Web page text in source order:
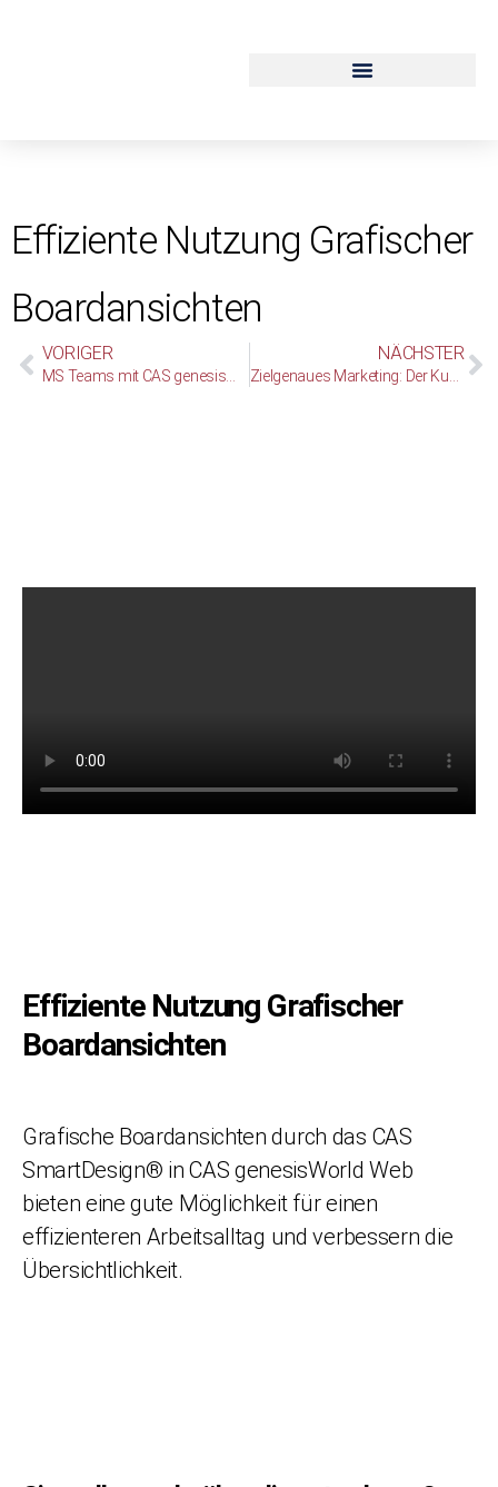
Effiziente Nutzung Grafischer
Boardansichten
VORIGER NÄCHSTER
Effiziente Nutzung Grafischer
Boardansichten
Grafische Boardansichten durch das CAS
SmartDesign® in CAS genesisWorld Web
bieten eine gute Möglichkeit für einen
effizienteren Arbeitsalltag und verbessern die
Übersichtlichkeit.